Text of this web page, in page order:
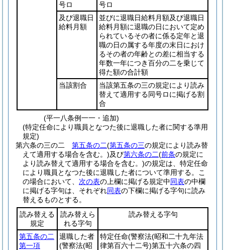
号ロ
号ロ
及び退職日
給料月額
並びに退職日給料月額及び退職日
給料月額に退職の日において定め
られているその者に係る定年と退
職の日の属する年度の末日におけ
るその者の年齢との差に相当する
年数一年につき百分の二を乗じて
得た額の合計額
当該割合
当該第五条の三の規定により読み
替えて適用する同号ロに掲げる割
合
(平一八条例一一・追加)
(特定任命により職員となつた後に退職した者に関する準用
規定)
第六条の三の二
第五条の二(第五条の三の規定により読み替
えて適用する場合を含む。)及び第六条の二(前条の規定に
より読み替えて適用する場合を含む。)の規定は、特定任命
により職員となつた後に退職した者について準用する。
こ
の場合において、 次の表の上欄に掲げる規定中同表の中欄
に掲げる字句は、それぞれ同表の下欄に掲げる字句に読み
替えるものとする。
読み替える
規定
読み替えら
れる字句
読み替える字句
第五条の二
第一項
退職した者
(警察法(昭
特定任命(警察法(昭和二十九年法
律第百六十二号)第五十六条の四